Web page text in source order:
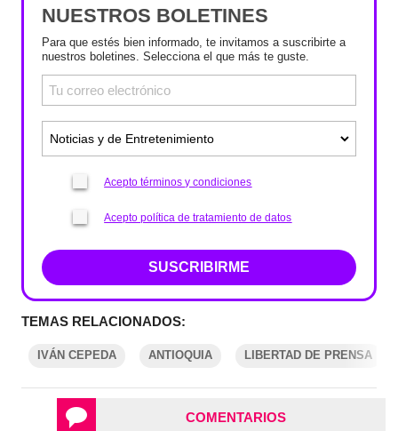
NUESTROS BOLETINES
Para que estés bien informado, te invitamos a suscribirte a
nuestros boletines. Selecciona el que más te guste.
Acepto términos y condiciones
Acepto política de tratamiento de datos
SUSCRIBIRME
TEMAS RELACIONADOS:
IVÁN CEPEDA ANTIOQUIA LIBERTAD DE PRENSA
COMENTARIOS